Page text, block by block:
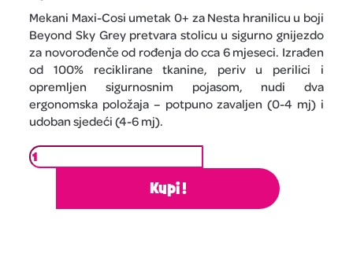
Mekani Maxi-Cosi umetak 0+ za Nesta hranilicu u boji
Beyond Sky Grey pretvara stolicu u sigurno gnijezdo
za novorođenče od rođenja do cca 6 mjeseci. Izrađen
od 100% reciklirane tkanine, periv u perilici i
opremljen sigurnosnim pojasom, nudi dva
ergonomska položaja – potpuno zavaljen (0-4 mj) i
udoban sjedeći (4-6 mj).
Kupi!